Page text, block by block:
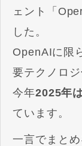
ェント「
した。
OpenAIに限
要テクノロ
今年2025年
ています。
一言でまとめ